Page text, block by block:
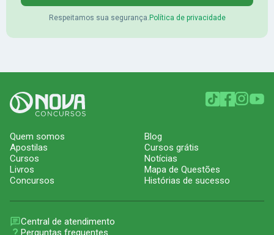
Respeitamos sua segurança. Política de privacidade
Quem somos
Apostilas
Cursos
Livros
Concursos
Blog
Cursos grátis
Notícias
Mapa de Questões
Histórias de sucesso
Central de atendimento
Perguntas frequentes